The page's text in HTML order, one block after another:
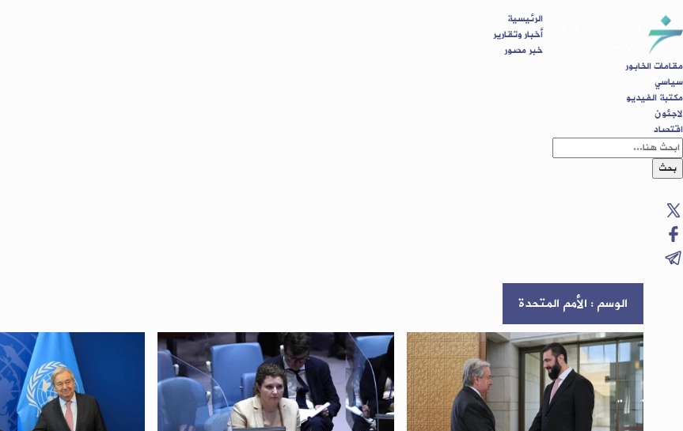
الرئيسية
أخبار وتقارير
خبر مصور
مقامات الخابور
سياسي
مكتبة الفيديو
لاجئون
اقتصاد
بحث
الوسم : الأمم المتحدة